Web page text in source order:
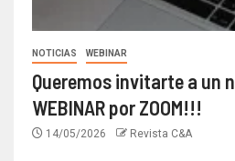
NOTICIAS WEBINAR
Queremos invitarte a un
WEBINAR por ZOOM!!!
14/05/2026 Revista C&A